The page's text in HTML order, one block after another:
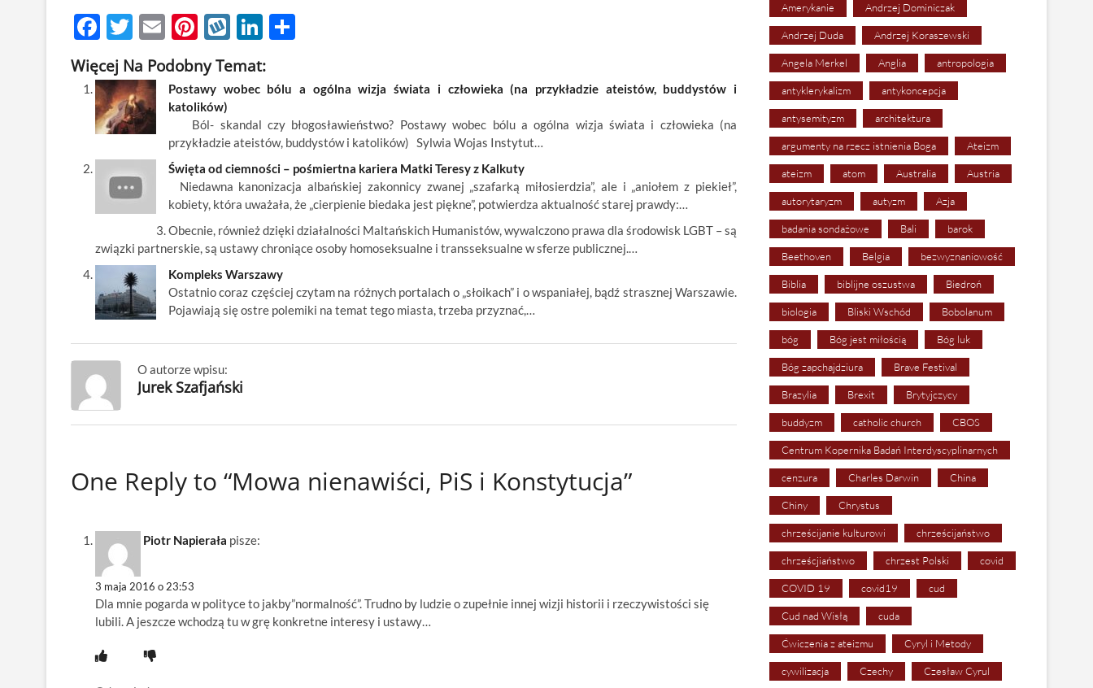
F
ac
e
b
o
o
k
T
w
itt
er
E
m
ail
Pi
nt
er
es
t
W
k
o
p
Li
k
e
dI
n
e
Więcej Na Podobny Temat:
Postawy wobec bólu a ogólna wizja świata i człowieka (na przykładzie ateistów, buddystów i
katolików)
Ból- skandal czy błogosławieństwo? Postawy wobec bólu a ogólna wizja świata i człowieka (na
przykładzie ateistów, buddystów i katolików) Sylwia Wojas Instytut…
Święta od ciemności – pośmiertna kariera Matki Teresy z Kalkuty
Niedawna kanonizacja albańskiej zakonnicy zwanej „szafarką miłosierdzia”, ale i „aniołem z piekieł”,
kobiety, która uważała, że „cierpienie biedaka jest piękne”, potwierdza aktualność starej prawdy:…
Obecnie, również dzięki działalności Maltańskich Humanistów, wywalczono prawa dla środowisk LGBT – są
związki partnerskie, są ustawy chroniące osoby homoseksualne i transseksualne w sferze publicznej.…
Kompleks Warszawy
Ostatnio coraz częściej czytam na różnych portalach o „słoikach” i o wspaniałej, bądź strasznej Warszawie.
Pojawiają się ostre polemiki na temat tego miasta, trzeba przyznać,…
O autorze wpisu:
Jurek Szafjański
One Reply to “Mowa nienawiści, PiS i Konstytucja”
Piotr Napierała pisze:
3 maja 2016 o 23:53
Dla mnie pogarda w polityce to jakby”normalność”. Trudno by ludzie o zupełnie innej wizji historii i rzeczywistości się
lubili. A jeszcze wchodzą tu w grę konkretne interesy i ustawy…
Amerykanie Andrzej Dominiczak
Andrzej Duda Andrzej Koraszewski
Angela Merkel Anglia antropologia
antyklerykalizm antykoncepcja
antysemityzm architektura
argumenty na rzecz istnienia Boga Ateizm
ateizm atom Australia Austria
autorytaryzm autyzm Azja
badania sondażowe Bali barok
Beethoven Belgia bezwyznaniowość
Biblia biblijne oszustwa Biedroń
biologia Bliski Wschód Bobolanum
bóg Bóg jest miłością Bóg luk
Bóg zapchajdziura Brave Festival
Brazylia Brexit Brytyjczycy
buddyzm catholic church CBOS
Centrum Kopernika Badań Interdyscyplinarnych
cenzura Charles Darwin China
Chiny Chrystus
chrześcijanie kulturowi chrześcijaństwo
chrześcjiaństwo chrzest Polski covid
COVID 19 covid19 cud
Cud nad Wisłą cuda
Ćwiczenia z ateizmu Cyryl i Metody
cywilizacja Czechy Czesław Cyrul